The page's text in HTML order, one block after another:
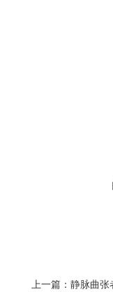
上一篇：静脉曲